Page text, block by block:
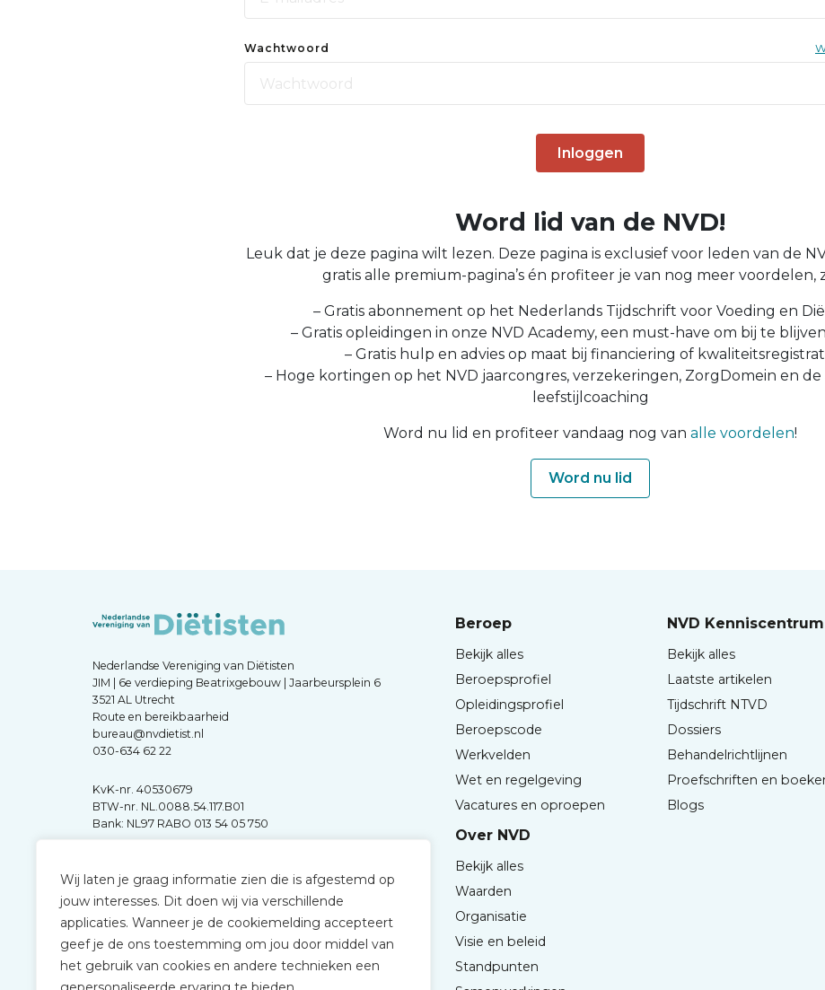
Wij laten je graag informatie zien die is afgestemd op
jouw interesses. Dit doen wij via verschillende
applicaties. Wanneer je de cookiemelding accepteert
geef je de ons toestemming om jou door middel van
het gebruik van cookies en andere technieken een
Wachtwoord
Inloggen
Word lid van de NVD!
Leuk dat je deze pagina wilt lezen. Deze pagina is exclusief voor leden van de
gratis alle premium-pagina’s én profiteer je van nog meer voordelen,
– Gratis abonnement op het Nederlands Tijdschrift voor Voeding en
– Gratis opleidingen in onze NVD Academy, een must-have om bij te
– Gratis hulp en advies op maat bij financiering of
– Hoge kortingen op het NVD jaarcongres, verzekeringen, ZorgDomein en
leefstijlcoaching
Word nu lid en profiteer vandaag nog van alle voordelen!
Word nu lid
Nederlandse Vereniging van Diëtisten
JIM | 6e verdieping Beatrixgebouw | Jaarbeursplein 6
3521 AL Utrecht
Route en bereikbaarheid
bureau@nvdietist.nl
030-634 62 22
KvK-nr. 40530679
BTW-nr. NL.0088.54.117.B01
Bank: NL97 RABO 013 54 05 750
Beroep
Bekijk alles
Beroepsprofiel
Opleidingsprofiel
Beroepscode
Werkvelden
Wet en regelgeving
Vacatures en oproepen
NVD Kenniscentrum
Bekijk alles
Laatste artikelen
Tijdschrift NTVD
Dossiers
Behandelrichtlijnen
Proefschriften en
Blogs
Over NVD
Bekijk alles
Waarden
Organisatie
Visie en beleid
Standpunten